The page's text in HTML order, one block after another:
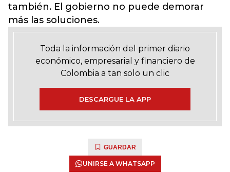
también. El gobierno no puede demorar
más las soluciones.
Toda la información del primer diario
económico, empresarial y financiero de
Colombia a tan solo un clic
DESCARGUE LA APP
GUARDAR
UNIRSE A WHATSAPP